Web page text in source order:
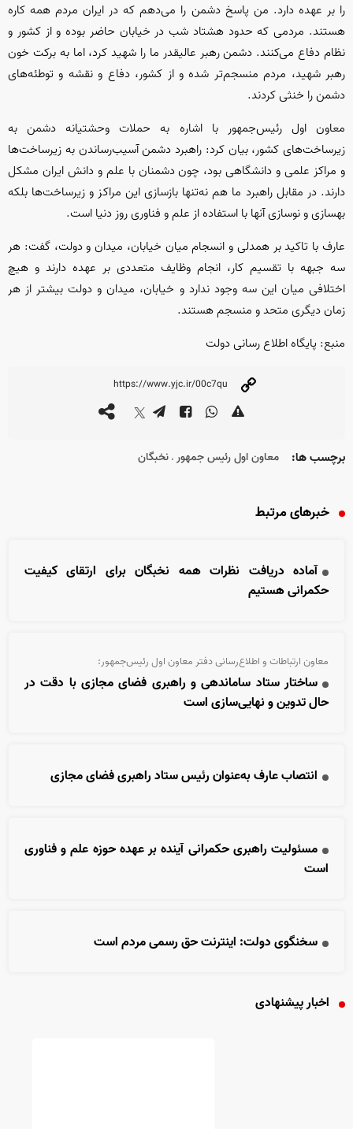
را بر عهده دارد. من پاسخ دشمن را می‌دهم که در ایران مردم همه کاره
هستند. مردمی که حدود هشتاد شب در خیابان حاضر بوده و از کشور و
نظام دفاع می‌کنند. دشمن رهبر عالیقدر ما را شهید کرد، اما به برکت خون
رهبر شهید، مردم منسجم‌تر شده و از کشور، دفاع و نقشه و توطئه‌های
دشمن را خنثی کردند.
معاون اول رئیس‌جمهور با اشاره به حملات وحشتیانه دشمن به
زیرساخت‌های کشور، بیان کرد: راهبرد دشمن آسیب‌رساندن به زیرساخت‌ها
و مراکز علمی و دانشگاهی بود، چون دشمنان با علم و دانش ایران مشکل
دارند. در مقابل راهبرد ما هم نه‌تنها بازسازی این مراکز و زیرساخت‌ها بلکه
بهسازی و نوسازی آنها با استفاده از علم و فناوری روز دنیا است.
عارف با تاکید بر همدلی و انسجام میان خیابان، میدان و دولت، گفت: هر
سه جبهه با تقسیم کار، انجام وظایف متعددی بر عهده دارند و هیچ
اختلافی میان این سه وجود ندارد و خیابان، میدان و دولت بیشتر از هر
زمان دیگری متحد و منسجم هستند.
منبع: پایگاه اطلاع رسانی دولت
برچسب ها: معاون اول رئیس جمهور ، نخبگان
خبرهای مرتبط
آماده دریافت نظرات همه نخبگان برای ارتقای کیفیت
حکمرانی هستیم
معاون ارتباطات و اطلاع‌رسانی دفتر معاون اول رئیس‌جمهور:
ساختار ستاد ساماندهی و راهبری فضای مجازی با دقت در
حال تدوین و نهایی‌سازی است
انتصاب عارف به‌عنوان رئیس ستاد راهبری فضای مجازی
مسئولیت راهبری حکمرانی آینده بر عهده حوزه علم و فناوری
است
سخنگوی دولت: اینترنت حق رسمی مردم است
اخبار پیشنهادی